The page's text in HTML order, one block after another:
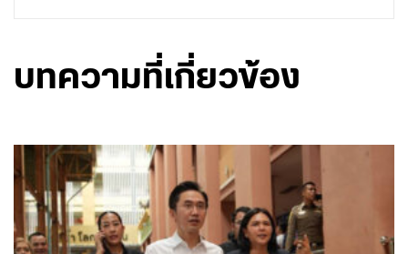
บทความที่เกี่ยวข้อง